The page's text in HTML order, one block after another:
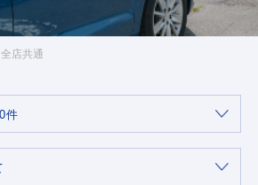
全店共通